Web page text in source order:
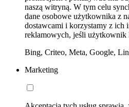
naszą witryną. W tym celu
dane osobowe użytkownika z
dostawcami i korzystamy z ich
reklamowych, jeśli użytkownik
Bing, Criteo, Meta, Google,
Marketing